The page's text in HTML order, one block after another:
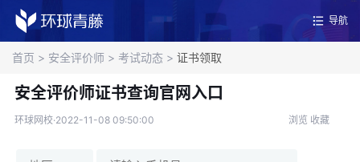
导航
首页 > 安全评价师 > 考试动态 > 证书领取
安全评价师证书查询官网入口
环球网校·2022-11-08 09:50:00 浏览 收藏